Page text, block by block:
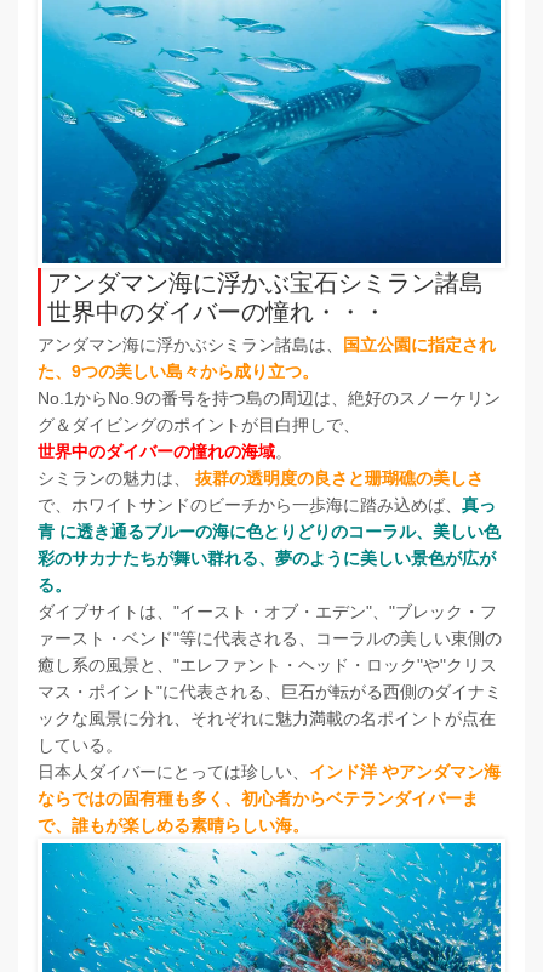
アンダマン海に浮かぶ宝石シミラン諸島
世界中のダイバーの憧れ・・・
アンダマン海に浮かぶシミラン諸島は、
国立公園に指定され
た、9つの美しい島々から成り立つ。
No.1からNo.9の番号を持つ島の周辺は、絶好のスノーケリン
グ＆ダイビングのポイントが目白押しで、
世界中のダイバーの憧れの海域。
シミランの魅力は、 抜群の透明度の良さと珊瑚礁の美しさ
で、ホワイトサンドのビーチから一歩海に踏み込めば、 真っ
青 に透き通るブルーの海に色とりどりのコーラル、美しい色
彩のサカナたちが舞い群れる、夢のように美しい景色が広が
る。
ダイブサイトは、"イースト・オブ・エデン"、"ブレック・フ
ァースト・ベンド"等に代表される、コーラルの美しい東側の
癒し系の風景と、"エレファント・ヘッド・ロック"や"クリス
マス・ポイント"に代表される、巨石が転がる西側のダイナミ
ックな風景に分れ、それぞれに魅力満載の名ポイントが点在
している。
日本人ダイバーにとっては珍しい、 インド洋 やアンダマン海
ならではの固有種も多く、初心者からベテランダイバーま
で、誰もが楽しめる素晴らしい海。